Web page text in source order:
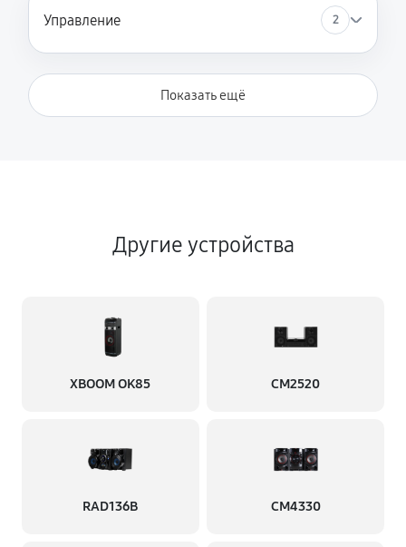
Управление 2
Показать ещё
Другие устройства
XBOOM OK85 CM2520
RAD136B CM4330